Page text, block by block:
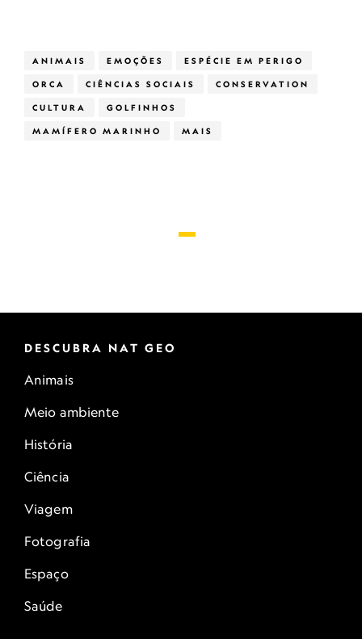
ANIMAIS EMOÇÕES ESPÉCIE EM PERIGO
ORCA CIÊNCIAS SOCIAIS CONSERVATION
CULTURA GOLFINHOS
MAMÍFERO MARINHO MAIS
DESCUBRA NAT GEO
Animais
Meio ambiente
História
Ciência
Viagem
Fotografia
Espaço
Saúde